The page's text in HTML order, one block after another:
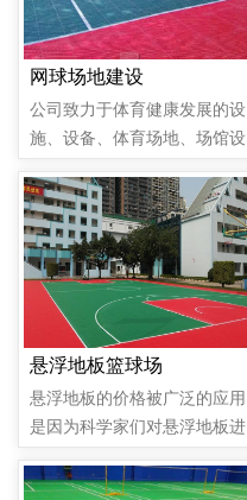
网球场地建设
公司致力于体育健康发展的设
施、设备、体育场地、场馆设
胶等相关的设计、研发、销
售、策划为一体的方案解决现
代化公司。
悬浮地板篮球场
悬浮地板的价格被广泛的应用
是因为科学家们对悬浮地板进
特性，而且还可以削减运动时